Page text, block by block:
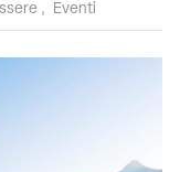
, Eventi